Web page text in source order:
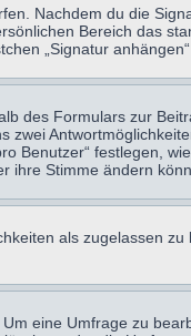
Nachdem du die
Bereich das
„Signatur
des Formulars zur
zwei
Benutzer“ festlegen,
ihre Stimme ändern
als zugelassen
eine Umfrage zu